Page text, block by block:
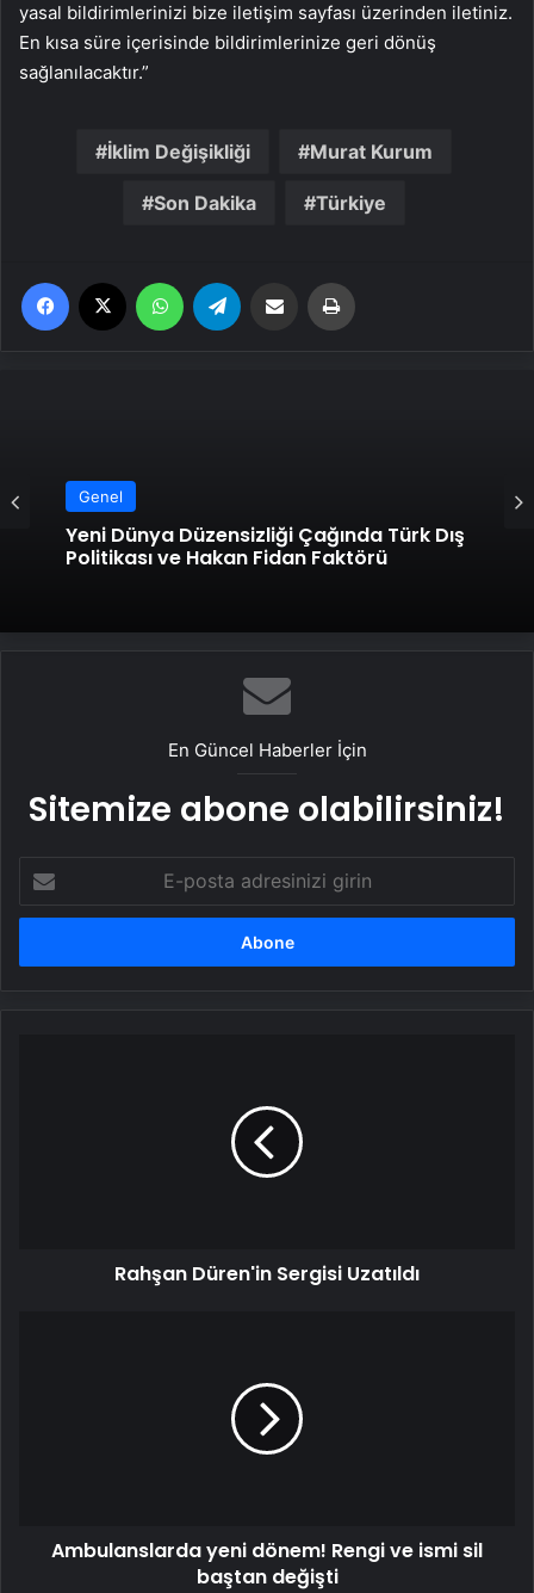
yasal bildirimlerinizi bize iletişim sayfası üzerinden iletiniz.
En kısa süre içerisinde bildirimlerinize geri dönüş
sağlanılacaktır.”
İklim Değişikliği Murat Kurum
Son Dakika Türkiye
Facebook WhatsApp Email'den paylaş
Genel
Yeni Dünya Düzensizliği Çağında Türk Dış
Politikası ve Hakan Fidan Faktörü
En Güncel Haberler İçin
Sitemize abone olabilirsiniz!
posta
adresinizi
Rahşan Düren'in Sergisi Uzatıldı
Ambulanslarda yeni dönem! Rengi ve ismi sil
baştan değişti